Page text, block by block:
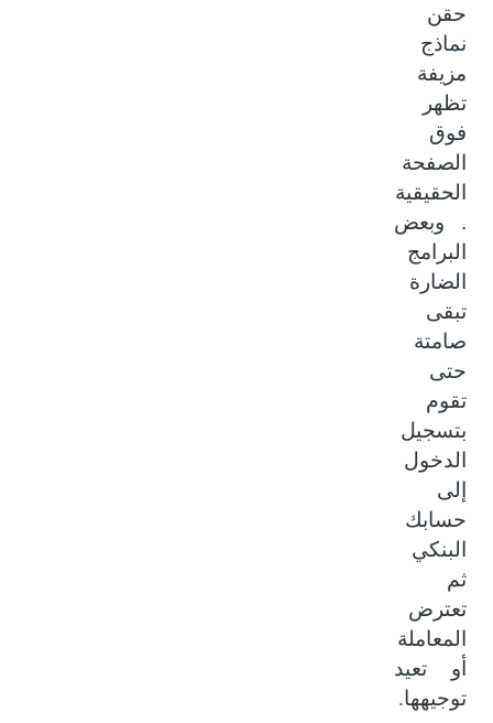
حقن
نماذج
مزيفة
تظهر
فوق
الصفحة
الحقيقية
. وبعض
البرامج
الضارة
تبقى
صامتة
حتى
تقوم
بتسجيل
الدخول
إلى
حسابك
البنكي
ثم
تعترض
المعاملة
أو تعيد
توجيهها.